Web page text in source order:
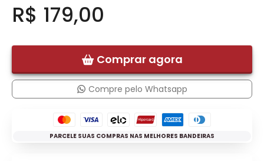
R$ 179,00
Comprar agora
Compre pelo Whatsapp
PARCELE SUAS COMPRAS NAS MELHORES BANDEIRAS